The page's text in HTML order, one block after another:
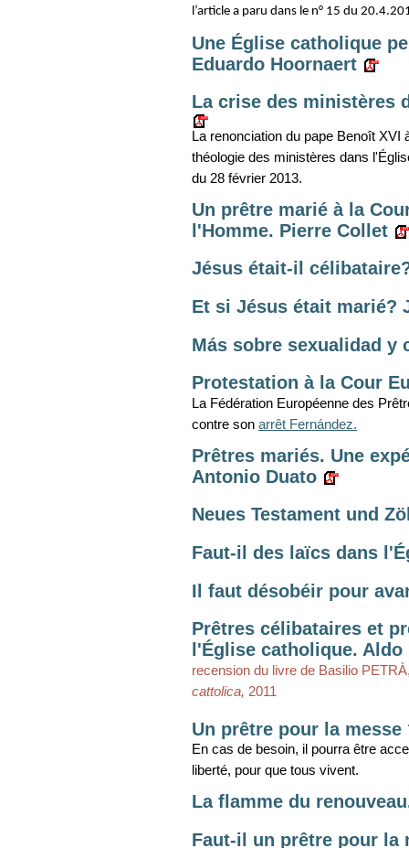
l’article a paru dans le n° 15 du
Une Église catholique
Eduardo Hoornaert
La crise des ministères
La renonciation du pape Benoît
théologie des ministères dans
du 28 février 2013.
Un prêtre marié à la
l'Homme. Pierre Collet
Jésus était-il
Et si Jésus était marié?
Más sobre sexualidad y
Protestation à la Cour
La Fédération Européenne des
contre son arrêt Fernández.
Prêtres mariés. Une
Antonio Duato
Neues Testament und
Faut-il des laïcs dans
Il faut désobéir pour
Prêtres célibataires et
l'Église catholique. Aldo
recension du livre de Basilio
cattolica, 2011
Un prêtre pour la messe
En cas de besoin, il pourra être
liberté, pour que tous vivent.
La flamme du
Faut-il un prêtre pour la